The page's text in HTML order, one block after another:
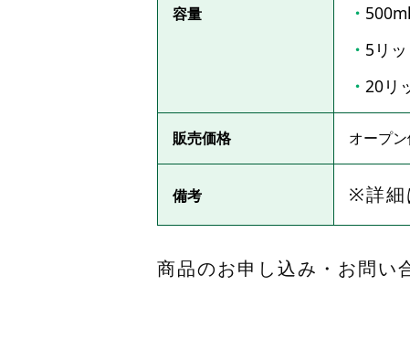
容量
5リ
20リ
販売価格 オープン
備考 ※詳細
商品のお申し込み・お問い